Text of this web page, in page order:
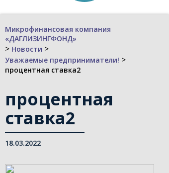
Микрофинансовая компания
«ДАГЛИЗИНГФОНД»
> Новости >
Уважаемые предприниматели! >
процентная ставка2
процентная
ставка2
18.03.2022